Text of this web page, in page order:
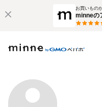
お買いもの
minneの